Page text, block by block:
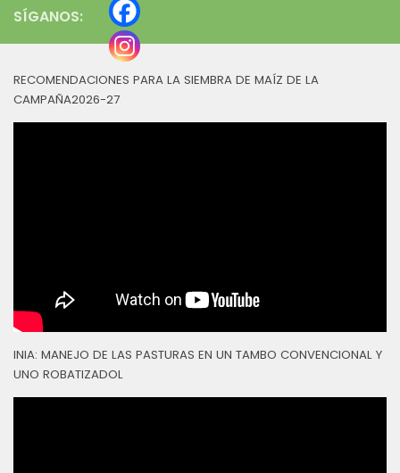
SÍGANOS:
RECOMENDACIONES PARA LA SIEMBRA DE MAÍZ DE LA
CAMPAÑA2026-27
INIA: MANEJO DE LAS PASTURAS EN UN TAMBO CONVENCIONAL Y
UNO ROBATIZADOL